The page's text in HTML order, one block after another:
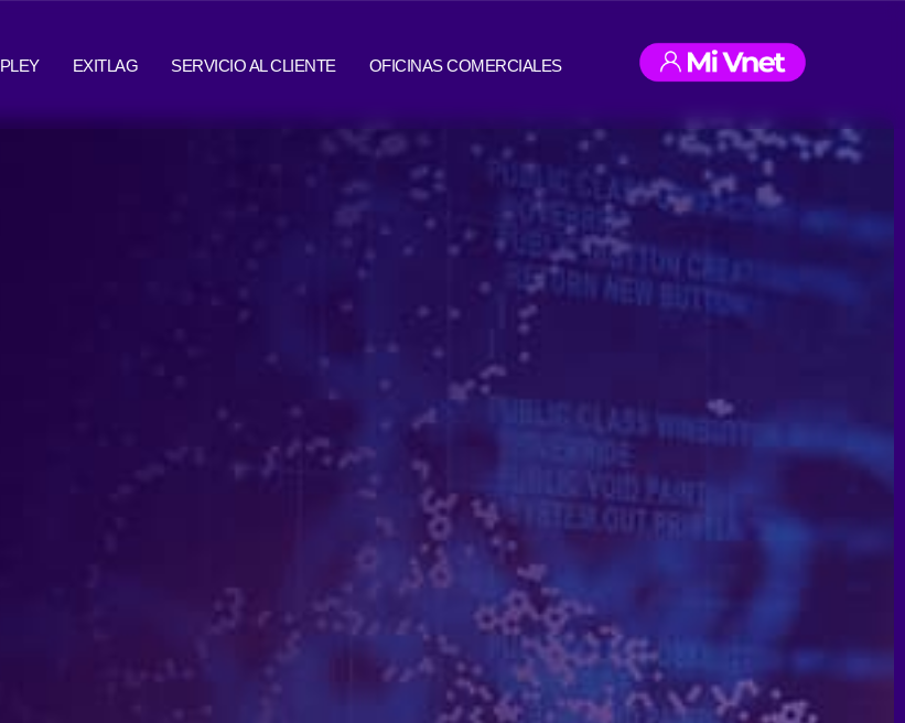
PLEY EXITLAG SERVICIO AL CLIENTE OFICINAS COMERCIALES